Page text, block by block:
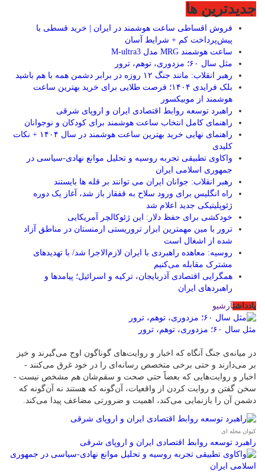
جديدترين ها
فروش اقساطی ساعت هوشمند در ایران | خرید قسطی با
پیش‌پرداخت کم + شرایط آسان
ساعت هوشمند MRG مدل M-ultra3
مثل سال ۶۰؛ مزدوری، توهم، ترور
رهبر انقلاب: مانند جنگ ۱۲ روزه در برابر دشمن همه با هم باشید
بلک فرایدی ۱۴۰۴؛ فرصت طلایی برای خرید بهترین ساعت
هوشمند از موبیکسور
راهبرد توسعه روابط اقتصادی ایران و اروپای شرقی
راهنمای کامل انتخاب ساعت هوشمند برای کودکان و نوجوانان
راهنمای نهایی خرید بهترین ساعت هوشمند در سال ۱۴۰۴ + نکات
کلیدی
واکاوی تطبیقی تجربه روسیه و تحلیل موانع نهادی-سیاسی در
جمهوری اسلامی ایران
رهبر انقلاب: جوانان ایران می توانند بر قله ها بایستند
راه انگلیس برای ورود سلاح به قفقاز باز شد، آغاز یک دوره
ژئوپلیتیکی جدید اعلام شد
خودکشی برای حفظ دلار: این ژئوکالچر آمریکایی
ترور با مین مهمترین ابزار تروریستی ارمنستان در مناطق آزاد
شده از اشغال است
روسیه: معاهده راهبردی با ایران لازم‌الاجرا شد/ با تهدیدهای
مشترک مقابله می‌کنیم
همگرایی اقتصادی آذربایجان، ترکیه و اسرائیل؛ پیامدها و
راهبردهای ایران
یادداشتآرشیو
مثل سال ۶۰؛ مزدوری، توهم، ترور
در میانه‌ی جنگ آنگاه که اخبار و روایت‌های گوناگون اوج می‌گیرند و خیز
بر می‌دارند و حتی برخی متخصص رسانه‌ای را در خود غرق می‌کنند -
اخبار و روایت‌هایی که بعضاً حتی صحت و سقم‌شان هم مشخص نیست -
سخن گفتن و روایت کردن از واقعیات، آن‌گونه که هستند نه آن‌گونه که
دشمن آن را بازنمایی می‌کند، اهمیت و ضرورتی مضاعف پیدا می‌کند.
کیوان محله ای
راهبرد توسعه روابط اقتصادی ایران و اروپای شرقی